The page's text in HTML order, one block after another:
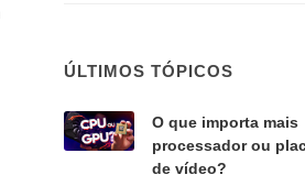
ÚLTIMOS TÓPICOS
O que importa mais
processador ou
de vídeo?